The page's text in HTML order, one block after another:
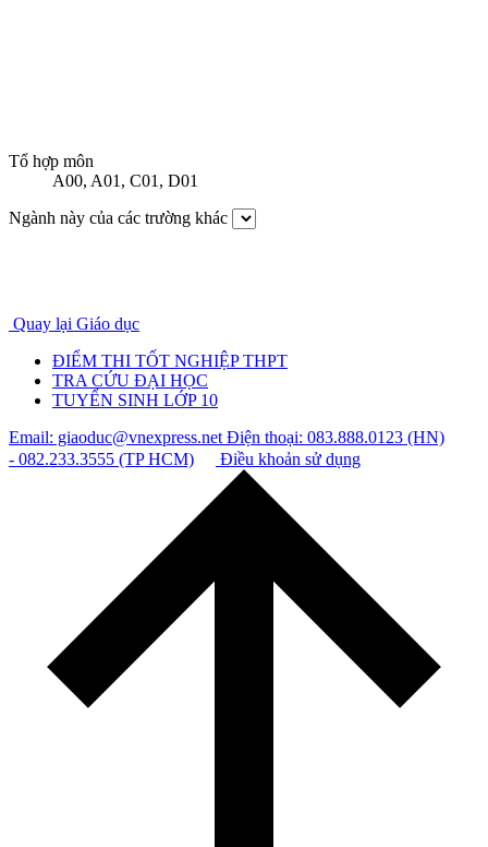
Tổ hợp môn
A00, A01, C01, D01
Ngành này của các trường khác
Quay lại Giáo dục
ĐIỂM THI TỐT NGHIỆP THPT
TRA CỨU ĐẠI HỌC
TUYỂN SINH LỚP 10
Email: giaoduc@vnexpress.netĐiện thoại: 083.888.0123 (HN)
- 082.233.3555 (TP HCM)
Điều khoản sử dụng